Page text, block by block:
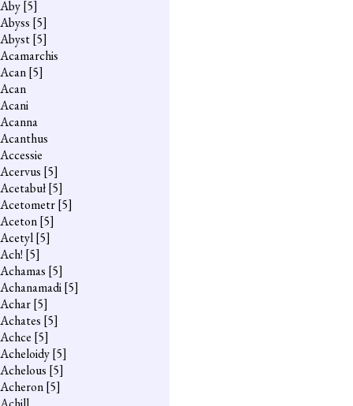
Aby[5]
Abyss [5]
Abyst[5]
Acamarchis
Acan[5]
Acan
Acani
Acanna
Acanthus
Accessie
Acervus [5]
Acetabuł[5]
Acetometr[5]
Aceton[5]
Acetyl[5]
Ach! [5]
Achamas [5]
Achanamadi[5]
Achar[5]
Achates [5]
Achce [5]
Acheloidy[5]
Achelous [5]
Acheron[5]